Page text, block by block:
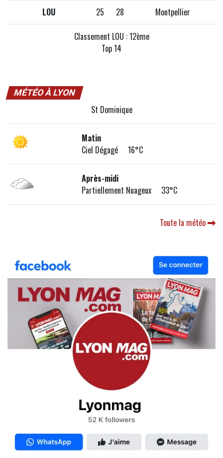
LOU 25 28 Montpellier
Classement LOU : 12ème
Top 14
MÉTÉO À LYON
St Dominique
Matin
Ciel Dégagé 16°C
Après-midi
Partiellement Nuageux 33°C
Toute la météo